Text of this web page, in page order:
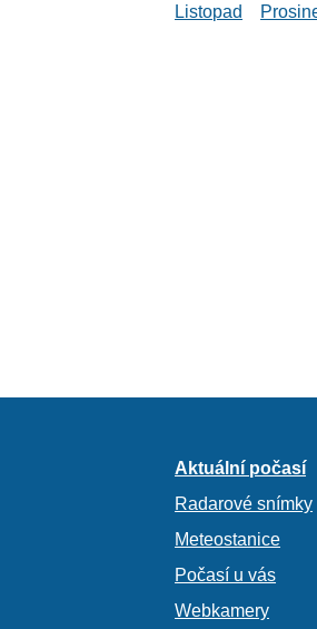
Listopad
Aktuální počasí
Radarové snímky
Meteostanice
Počasí u vás
Webkamery